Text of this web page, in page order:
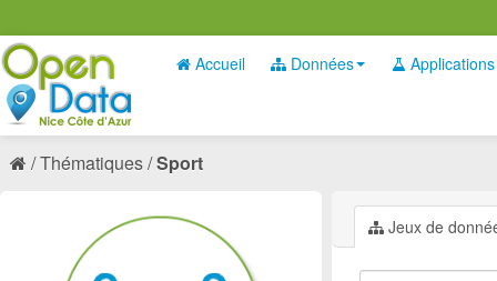
Accueil Données Applications
Thématiques Sport
Jeux de